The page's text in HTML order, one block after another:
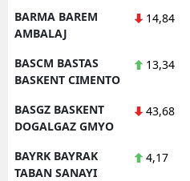
BARMA BAREM
AMBALAJ
14,84
BASCM BASTAS
BASKENT CIMENTO
13,34
BASGZ BASKENT
DOGALGAZ GMYO
43,68
BAYRK BAYRAK
TABAN SANAYI
4,17